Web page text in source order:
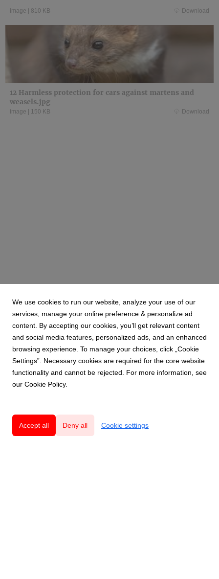
image | 810 KB Download
12 Harmless protection for cars against martens and
weasels.jpg
image | 150 KB Download
We use cookies to run our website, analyze your use of our
services, manage your online preference & personalize ad
content. By accepting our cookies, you’ll get relevant content
and social media features, personalized ads, and an enhanced
browsing experience. To manage your choices, click „Cookie
Settings”. Necessary cookies are required for the core website
functionality and cannot be rejected. For more information, see
our Cookie Policy.
Accept all Deny all Cookie settings